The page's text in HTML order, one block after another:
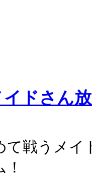
イドさん
て戦うメイ